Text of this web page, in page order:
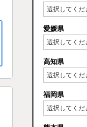
愛媛県
高知県
福岡県